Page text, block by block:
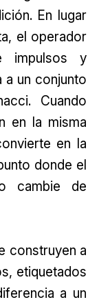
En lugar
el operador
impulsos y
un conjunto
Cuando
en la misma
en la
donde el
cambie de
construyen a
etiquetados
a un